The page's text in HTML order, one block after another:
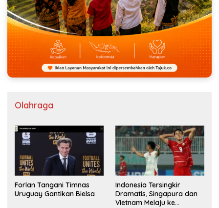
Olahraga
Forlan Tangani Timnas
Uruguay Gantikan Bielsa
Indonesia Tersingkir
Dramatis, Singapura dan
Vietnam Melaju ke